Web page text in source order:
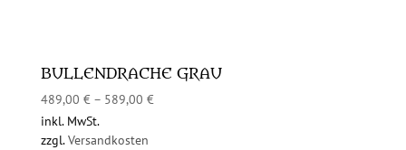
BULLENDRACHE GRAU
489,00 €– 589,00 €
inkl. MwSt.
zzgl.Versandkosten